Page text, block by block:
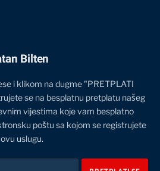
Bilten
i klikom na dugme "PRETPLATI
se na besplatnu pretplatu našeg
vijestima koje vam besplatno
poštu sa kojom se registrujete
uslugu.